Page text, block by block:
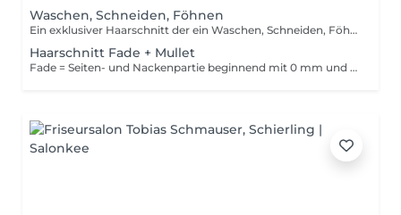
Waschen, Schneiden, Föhnen
Ein exklusiver Haarschnitt der ein Waschen, Schneiden, Föhnen und ein stilvolles Styling beinhaltet. Inklusive Schnitthaare auswaschen und wohlfühl Kopfmassage
Haarschnitt Fade + Mullet
Fade = Seiten- und Nackenpartie beginnend mit 0 mm und ein Übergang, höherer Aufwand, ohne Rasiermesser Ein exklusiver Haarschnitt der ein Waschen, Schneiden, Föhnen und ein stilvolles Styling beinhaltet. Inklusive Schnitthaare auswaschen und wohlfühl Kopfmassage